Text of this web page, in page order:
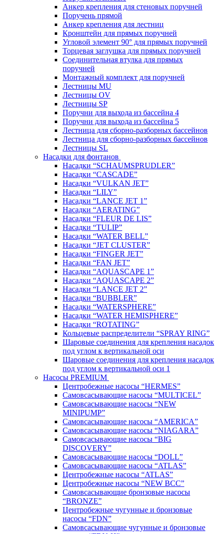
Анкер крепления для стеновых поручней
Поручень прямой
Анкер крепления для лестниц
Кронштейн для прямых поручней
Угловой элемент 90° для прямых поручней
Торцевая заглушка для прямых поручней
Соединительная втулка для прямых
поручней
Монтажный комплект для поручней
Лестницы MU
Лестницы OV
Лестницы SP
Поручни для выхода из бассейна 4
Поручни для выхода из бассейна 5
Лестница для сборно-разборных бассейнов
Лестница для сборно-разборных бассейнов
Лестницы SL
Насадки для фонтанов
Насадки “SCHAUMSPRUDLER”
Насадки “CASCADE”
Насадки “VULKAN JET”
Насадки “LILY”
Насадки “LANCE JET 1”
Насадки “AERATING”
Насадки “FLEUR DE LIS”
Насадки “TULIP”
Насадки “WATER BELL”
Насадки “JET CLUSTER”
Насадки “FINGER JET”
Насадки “FAN JET”
Насадки “AQUASCAPE 1”
Насадки “AQUASCAPE 2”
Насадки “LANCE JET 2”
Насадки “BUBBLER”
Насадки “WATERSPHERE”
Насадки “WATER HEMISPHERE”
Насадки “ROTATING”
Кольцевые распределители “SPRAY RING”
Шаровые соединения для крепления насадок
под углом к вертикальной оси
Шаровые соединения для крепления насадок
под углом к вертикальной оси 1
Насосы PREMIUM
Центробежные насосы “HERMES”
Самовсасывающие насосы “MULTICEL”
Самовсасывающие насосы “NEW
MINIPUMP”
Самовсасывающие насосы “AMERICA”
Самовсасывающие насосы “NIAGARA”
Самовсасывающие насосы “BIG
DISCOVERY”
Самовсасывающие насосы “DOLL”
Самовсасывающие насосы “ATLAS”
Центробежные насосы “ATLAS”
Центробежные насосы “NEW BCC”
Самовсасывающие бронзовые насосы
“BRONZE”
Центробежные чугунные и бронзовые
насосы “FDN”
Самовсасывающие чугунные и бронзовые